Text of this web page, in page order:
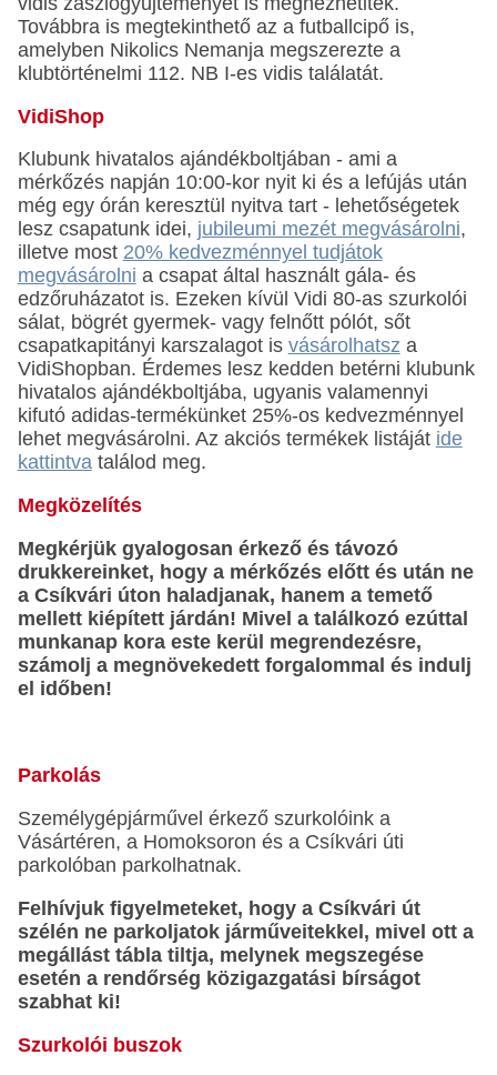
Továbbra is megtekinthető az a futballcipő is,
amelyben Nikolics Nemanja megszerezte a
klubtörténelmi 112. NB I-es vidis találatát.
VidiShop
Klubunk hivatalos ajándékboltjában - ami a
mérkőzés napján 10:00-kor nyit ki és a lefújás után
még egy órán keresztül nyitva tart - lehetőségetek
lesz csapatunk idei, jubileumi mezét megvásárolni,
illetve most 20% kedvezménnyel tudjátok
megvásárolni a csapat által használt gála- és
edzőruházatot is. Ezeken kívül Vidi 80-as szurkolói
sálat, bögrét gyermek- vagy felnőtt pólót, sőt
csapatkapitányi karszalagot is vásárolhatsz a
VidiShopban. Érdemes lesz kedden betérni klubunk
hivatalos ajándékboltjába, ugyanis valamennyi
kifutó adidas-termékünket 25%-os kedvezménnyel
lehet megvásárolni. Az akciós termékek listáját ide
kattintvatalálod meg.
Megközelítés
Megkérjük gyalogosan érkező és távozó
drukkereinket, hogy a mérkőzés előtt és után ne
a Csíkvári úton haladjanak, hanem a temető
mellett kiépített járdán! Mivel a találkozó ezúttal
munkanap kora este kerül megrendezésre,
számolj a megnövekedett forgalommal és indulj
el időben!
Parkolás
Személygépjárművel érkező szurkolóink a
Vásártéren, a Homoksoron és a Csíkvári úti
parkolóban parkolhatnak.
Felhívjuk figyelmeteket, hogy a Csíkvári út
szélén ne parkoljatok járműveitekkel, mivel ott a
megállást tábla tiltja, melynek megszegése
esetén a rendőrség közigazgatási bírságot
szabhat ki!
Szurkolói buszok